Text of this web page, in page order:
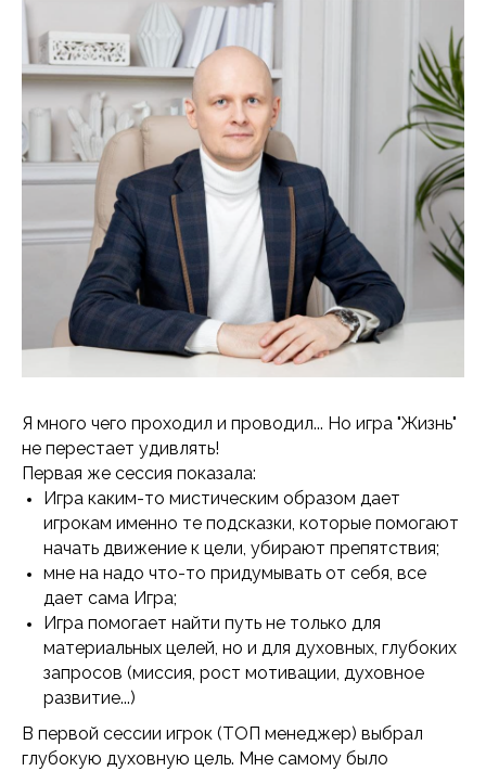
Я много чего проходил и проводил... Но игра "Жизнь"
не перестает удивлять!
Первая же сессия показала:
Игра каким-то мистическим образом дает
игрокам именно те подсказки, которые помогают
начать движение к цели, убирают препятствия;
мне на надо что-то придумывать от себя, все
дает сама Игра;
Игра помогает найти путь не только для
материальных целей, но и для духовных, глубоких
запросов (миссия, рост мотивации, духовное
развитие...)
В первой сессии игрок (ТОП менеджер) выбрал
глубокую духовную цель. Мне самому было